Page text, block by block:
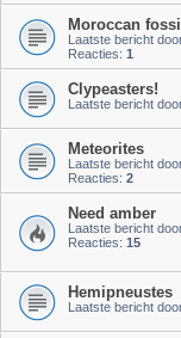
Moroccan
Laatste bericht
Reacties: 1
Clypeasters!
Laatste bericht
Meteorites
Laatste bericht
Reacties: 2
Need amber
Laatste bericht
Reacties: 15
Hemipneustes
Laatste bericht